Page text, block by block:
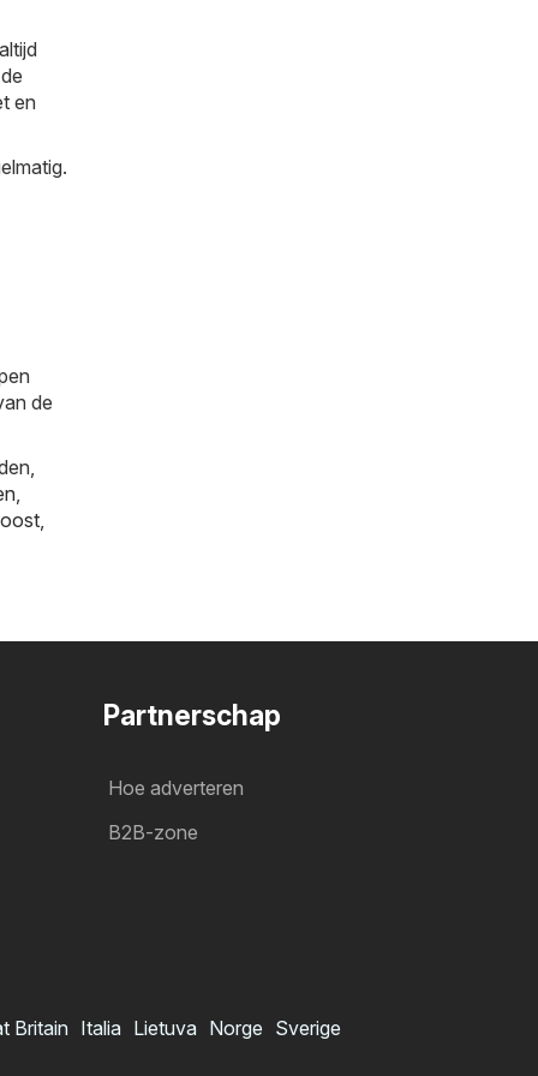
en
de
,
,
Partnerschap
Hoe adverteren
B2B-zone
Britain Italia Lietuva Norge Sverige